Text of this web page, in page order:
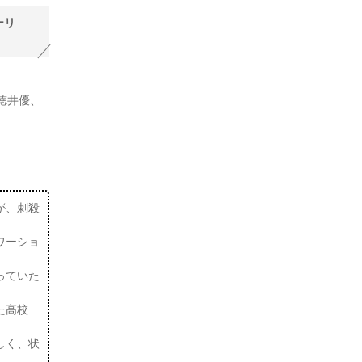
優、
、刺殺
ーショ
ていた
高校
く、状